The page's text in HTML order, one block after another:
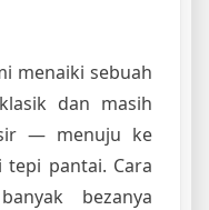
menaiki sebuah
dan masih
— menuju ke
pantai. Cara
bezanya